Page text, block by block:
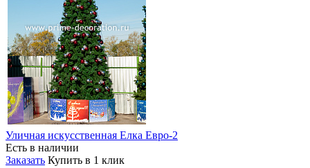
Уличная искусственная Елка Евро-2
Есть в наличии
Заказать Купить в 1 клик